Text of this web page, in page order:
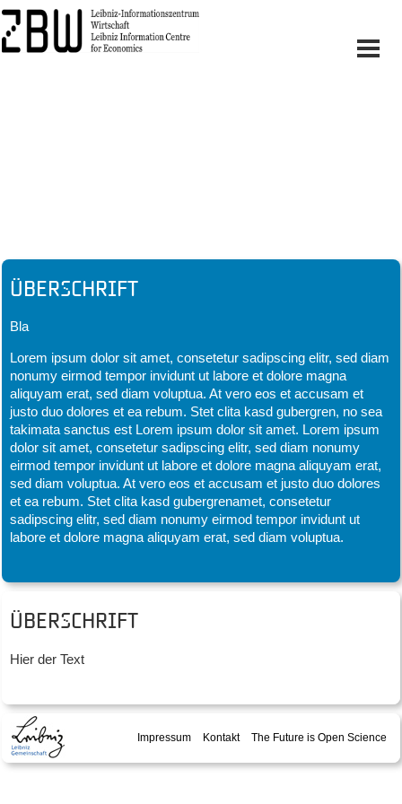
Überschrift
Bla
Lorem ipsum dolor sit amet, consetetur sadipscing elitr, sed diam
nonumy eirmod tempor invidunt ut labore et dolore magna
aliquyam erat, sed diam voluptua. At vero eos et accusam et
justo duo dolores et ea rebum. Stet clita kasd gubergren, no sea
takimata sanctus est Lorem ipsum dolor sit amet. Lorem ipsum
dolor sit amet, consetetur sadipscing elitr, sed diam nonumy
eirmod tempor invidunt ut labore et dolore magna aliquyam erat,
sed diam voluptua. At vero eos et accusam et justo duo dolores
et ea rebum. Stet clita kasd gubergrenamet, consetetur
sadipscing elitr, sed diam nonumy eirmod tempor invidunt ut
labore et dolore magna aliquyam erat, sed diam voluptua.
Überschrift
Hier der Text
Impressum Kontakt The Future is Open Science